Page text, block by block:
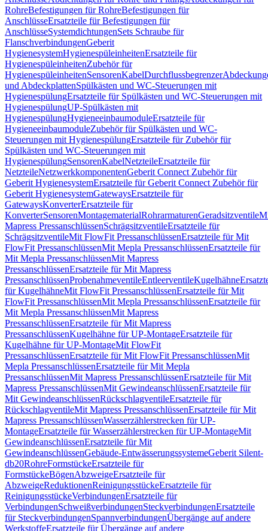
RohreBefestigungen für RohreBefestigungen für
AnschlüsseErsatzteile für Befestigungen für
AnschlüsseSystemdichtungenSets Schraube für
FlanschverbindungenGeberit
HygienesystemHygienespüleinheitenErsatzteile für
HygienespüleinheitenZubehör für
HygienespüleinheitenSensorenKabelDurchflussbegrenzer
und AbdeckplattenSpülkästen und WC-Steuerungen mit
HygienespülungErsatzteile für Spülkästen und WC-Steuerungen mit
HygienespülungUP-Spülkästen mit
HygienespülungHygieneeinbaumoduleErsatzteile für
HygieneeinbaumoduleZubehör für Spülkästen und WC-
Steuerungen mit HygienespülungErsatzteile für Zubehör für
Spülkästen und WC-Steuerungen mit
HygienespülungSensorenKabelNetzteileErsatzteile für
NetzteileNetzwerkkomponentenGeberit Connect Zubehör für
Geberit HygienesystemErsatzteile für Geberit Connect Zubehör für
Geberit HygienesystemGatewaysErsatzteile für
GatewaysKonverterErsatzteile für
KonverterSensorenMontagematerialRohrarmaturenGeradsitzventile
Mapress PressanschlüssenSchrägsitzventileErsatzteile für
SchrägsitzventileMit FlowFit PressanschlüssenErsatzteile für Mit
FlowFit PressanschlüssenMit Mepla PressanschlüssenErsatzteile für
Mit Mepla PressanschlüssenMit Mapress
PressanschlüssenErsatzteile für Mit Mapress
PressanschlüssenProbenahmeventileEntleerventileKugelhähne
für KugelhähneMit FlowFit PressanschlüssenErsatzteile für Mit
FlowFit PressanschlüssenMit Mepla PressanschlüssenErsatzteile für
Mit Mepla PressanschlüssenMit Mapress
PressanschlüssenErsatzteile für Mit Mapress
PressanschlüssenKugelhähne für UP-MontageErsatzteile für
Kugelhähne für UP-MontageMit FlowFit
PressanschlüssenErsatzteile für Mit FlowFit PressanschlüssenMit
Mepla PressanschlüssenErsatzteile für Mit Mepla
PressanschlüssenMit Mapress PressanschlüssenErsatzteile für Mit
Mapress PressanschlüssenMit GewindeanschlüssenErsatzteile für
Mit GewindeanschlüssenRückschlagventileErsatzteile für
RückschlagventileMit Mapress PressanschlüssenErsatzteile für Mit
Mapress PressanschlüssenWasserzählerstrecken für UP-
MontageErsatzteile für Wasserzählerstrecken für UP-MontageMit
GewindeanschlüssenErsatzteile für Mit
GewindeanschlüssenGebäude-EntwässerungssystemeGeberit Silent-
db20RohreFormstückeErsatzteile für
FormstückeBögenAbzweigeErsatzteile für
AbzweigeReduktionenReinigungsstückeErsatzteile für
ReinigungsstückeVerbindungenErsatzteile für
VerbindungenSchweißverbindungenSteckverbindungenErsatzteile
für SteckverbindungenSpannverbindungenÜbergänge auf andere
WerkstoffeErsatzteile für Übergänge auf andere